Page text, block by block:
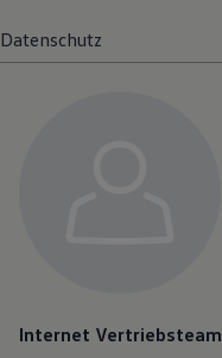
Datenschutz
Internet Vertriebsteam